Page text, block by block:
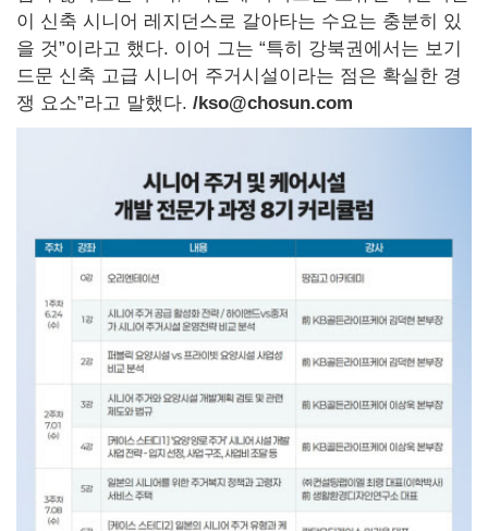
이 신축 시니어 레지던스로 갈아타는 수요는 충분히 있
을 것”이라고 했다. 이어 그는 “특히 강북권에서는 보기
드문 신축 고급 시니어 주거시설이라는 점은 확실한 경
쟁 요소”라고 말했다. /kso@chosun.com